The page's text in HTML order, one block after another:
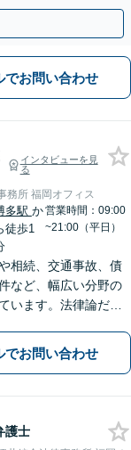
い
でお問い合わせ
インタビューを見
る
務所 福岡オフィス
多駅 か
徒歩1
営業時間：09:00
~21:00（平日）
相続、交通事故、債
など、幅広い分野の
います。法律論だけ
共に手を取り合いな
解決に向けて進みま
でお問い合わせ
護士